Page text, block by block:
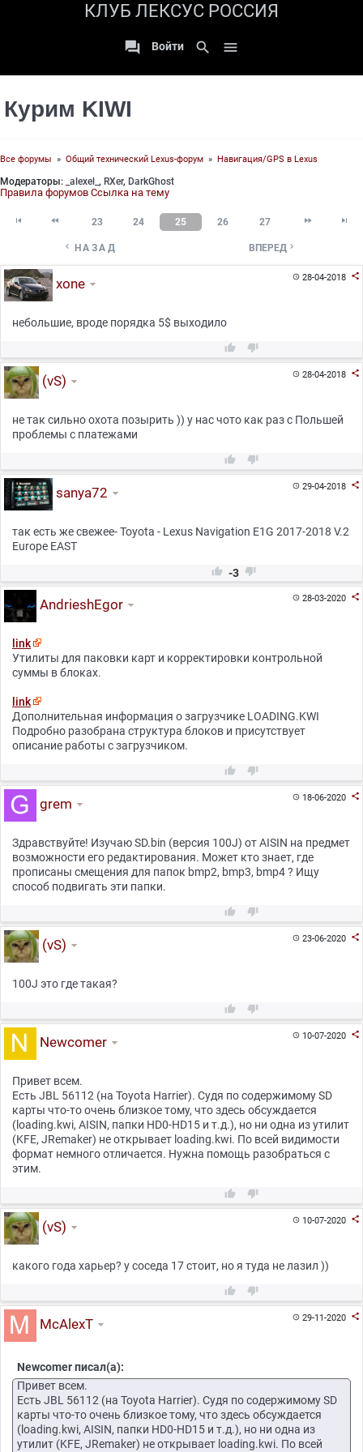
КЛУБ ЛЕКСУС РОССИЯ
 Войти search 
Курим KIWI
Все форумы » Общий технический Lexus-форум » Навигация/GPS в Lexus
Модераторы: _alexel_ , RXer, DarkGhost
Правила форумов Ссылка на тему
  23 24 25 26 27  
 НАЗАД ВПЕРЕД 
28-04-2018 
xone
небольшие, вроде порядка 5$ выходило
 
28-04-2018 
(vS)
не так сильно охота позырить )) у нас чото как раз с Польшей
проблемы с платежами
 
29-04-2018 
sanya72
так есть же свежее- Toyota - Lexus Navigation E1G 2017-2018 V.2
Europe EAST
 -3 
28-03-2020 
AndrieshEgor
link
Утилиты для паковки карт и корректировки контрольной
суммы в блоках.
link
Дополнительная информация о загрузчике LOADING.KWI
Подробно разобрана структура блоков и присутствует
описание работы с загрузчиком.
 
18-06-2020 
grem
Здравствуйте! Изучаю SD.bin (версия 100J) от AISIN на предмет
возможности его редактирования. Может кто знает, где
прописаны смещения для папок bmp2, bmp3, bmp4 ? Ищу
способ подвигать эти папки.
 
23-06-2020 
(vS)
100J это где такая?
 
10-07-2020 
Newcomer
Привет всем.
Есть JBL 56112 (на Toyota Harrier). Судя по содержимому SD
карты что-то очень близкое тому, что здесь обсуждается
(loading.kwi, AISIN, папки HD0-HD15 и т.д.), но ни одна из утилит
(KFE, JRemaker) не открывает loading.kwi. По всей видимости
формат немного отличается. Нужна помощь разобраться с
этим.
 
10-07-2020 
(vS)
какого года харьер? у соседа 17 стоит, но я туда не лазил ))
 
29-11-2020 
McAlexT
Newcomer писал(а):
Привет всем.
Есть JBL 56112 (на Toyota Harrier). Судя по содержимому SD
карты что-то очень близкое тому, что здесь обсуждается
(loading.kwi, AISIN, папки HD0-HD15 и т.д.), но ни одна из
утилит (KFE, JRemaker) не открывает loading.kwi. По всей